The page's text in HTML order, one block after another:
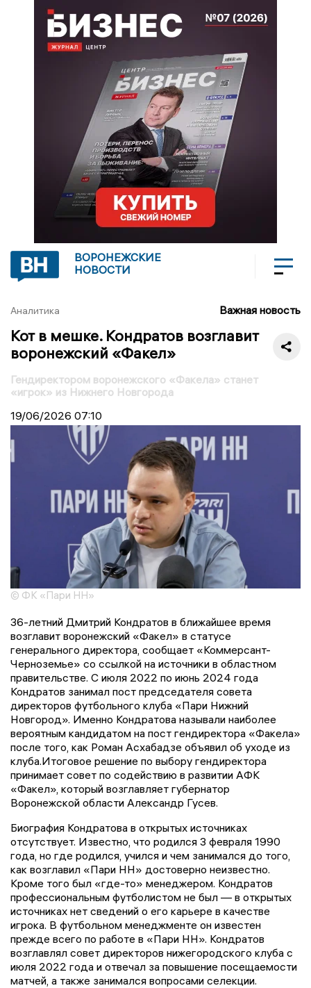
ВОРОНЕЖСКИЕ
НОВОСТИ
Аналитика Важная новость
Кот в мешке. Кондратов возглавит
воронежский «Факел»
Гендиректором воронежского «Факела» станет
«игрок» из Нижнего Новгорода
19/06/2026 07:10
© ФК «Пари НН»
36-летний Дмитрий Кондратов в ближайшее время
возглавит воронежский «Факел» в статусе
генерального директора, сообщает «Коммерсант-
Черноземье» со ссылкой на источники в областном
правительстве. С июля 2022 по июнь 2024 года
Кондратов занимал пост председателя совета
директоров футбольного клуба «Пари Нижний
Новгород». Именно Кондратова называли наиболее
вероятным кандидатом на пост гендиректора «Факела»
после того, как Роман Асхабадзе объявил об уходе из
клуба.Итоговое решение по выбору гендиректора
принимает совет по содействию в развитии АФК
«Факел», который возглавляет губернатор
Воронежской области Александр Гусев.
Биография Кондратова в открытых источниках
отсутствует. Известно, что родился 3 февраля 1990
года, но где родился, учился и чем занимался до того,
как возглавил «Пари НН» достоверно неизвестно.
Кроме того был «где-то» менеджером. Кондратов
профессиональным футболистом не был — в открытых
источниках нет сведений о его карьере в качестве
игрока. В футбольном менеджменте он известен
прежде всего по работе в «Пари НН». Кондратов
возглавлял совет директоров нижегородского клуба с
июля 2022 года и отвечал за повышение посещаемости
матчей, а также занимался вопросами селекции.